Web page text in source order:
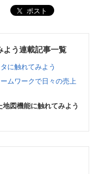
ポスト
よう連載記事一覧
に触れてみよう
ムワークで日々の売上
図機能に触れてみよう